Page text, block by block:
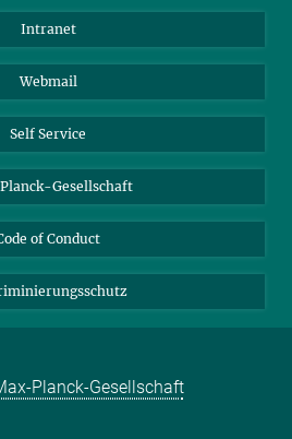
Materialien
Intranet
Webmail
Self Service
Gesellschaft
of Conduct
Planck-Gesellschaft